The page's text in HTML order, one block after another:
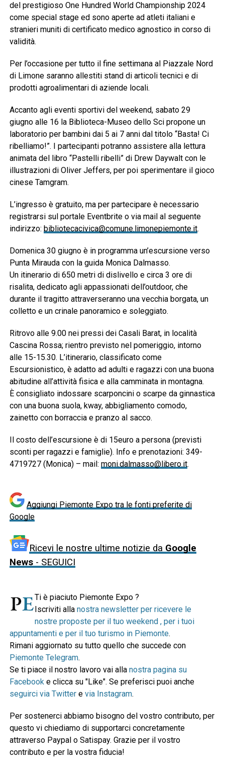
del prestigioso One Hundred World Championship 2024
come special stage ed sono aperte ad atleti italiani e
stranieri muniti di certificato medico agnostico in corso di
validità.
Per l’occasione per tutto il fine settimana al Piazzale Nord
di Limone saranno allestiti stand di articoli tecnici e di
prodotti agroalimentari di aziende locali.
Accanto agli eventi sportivi del weekend, sabato 29
giugno alle 16 la Biblioteca-Museo dello Sci propone un
laboratorio per bambini dai 5 ai 7 anni dal titolo “Basta! Ci
ribelliamo!”. I partecipanti potranno assistere alla lettura
animata del libro “Pastelli ribelli” di Drew Daywalt con le
illustrazioni di Oliver Jeffers, per poi sperimentare il gioco
cinese Tamgram.
L’ingresso è gratuito, ma per partecipare è necessario
registrarsi sul portale Eventbrite o via mail al seguente
indirizzo: bibliotecacivica@comune.limonepiemonte.it.
Domenica 30 giugno è in programma un’escursione verso
Punta Mirauda con la guida Monica Dalmasso.
Un itinerario di 650 metri di dislivello e circa 3 ore di
risalita, dedicato agli appassionati dell’outdoor, che
durante il tragitto attraverseranno una vecchia borgata, un
colletto e un crinale panoramico e soleggiato.
Ritrovo alle 9.00 nei pressi dei Casali Barat, in località
Cascina Rossa; rientro previsto nel pomeriggio, intorno
alle 15-15.30. L’itinerario, classificato come
Escursionistico, è adatto ad adulti e ragazzi con una buona
abitudine all’attività fisica e alla camminata in montagna.
È consigliato indossare scarponcini o scarpe da ginnastica
con una buona suola, kway, abbigliamento comodo,
zainetto con borraccia e pranzo al sacco.
Il costo dell’escursione è di 15euro a persona (previsti
sconti per ragazzi e famiglie). Info e prenotazioni: 349-
4719727 (Monica) – mail: moni.dalmasso@libero.it.
Aggiungi Piemonte Expo tra le fonti preferite di
Google
Ricevi le nostre ultime notizie da Google
News- SEGUICI
Ti è piaciuto Piemonte Expo ?
Iscriviti alla nostra newsletter per ricevere le
nostre proposte per il tuo weekend , per i tuoi
appuntamenti e per il tuo turismo in Piemonte.
Rimani aggiornato su tutto quello che succede con
Piemonte Telegram.
Se ti piace il nostro lavoro vai alla nostra pagina su
Facebooke clicca su "Like". Se preferisci puoi anche
seguirci via Twittere via Instagram.
Per sostenerci abbiamo bisogno del vostro contributo, per
questo vi chiediamo di supportarci concretamente
attraverso Paypal o Satispay. Grazie per il vostro
contributo e per la vostra fiducia!